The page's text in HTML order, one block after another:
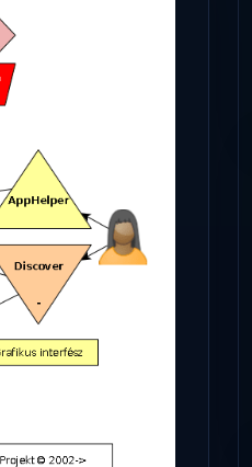
Microsoft odaadta a kulcsokat a
hatóságoknak, hogy